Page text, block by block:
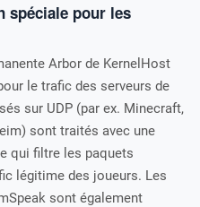
spéciale pour les
Arbor de KernelHost
le trafic des serveurs de
sur UDP (par ex. Minecraft,
sont traités avec une
qui filtre les paquets
légitime des joueurs. Les
sont également